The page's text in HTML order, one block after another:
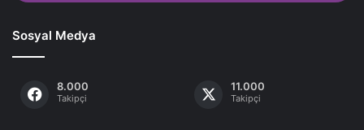
Sosyal Medya
8.000
Takipçi
11.000
Takipçi